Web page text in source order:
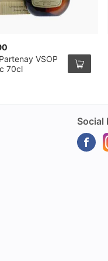
VSOP
70cl
Social